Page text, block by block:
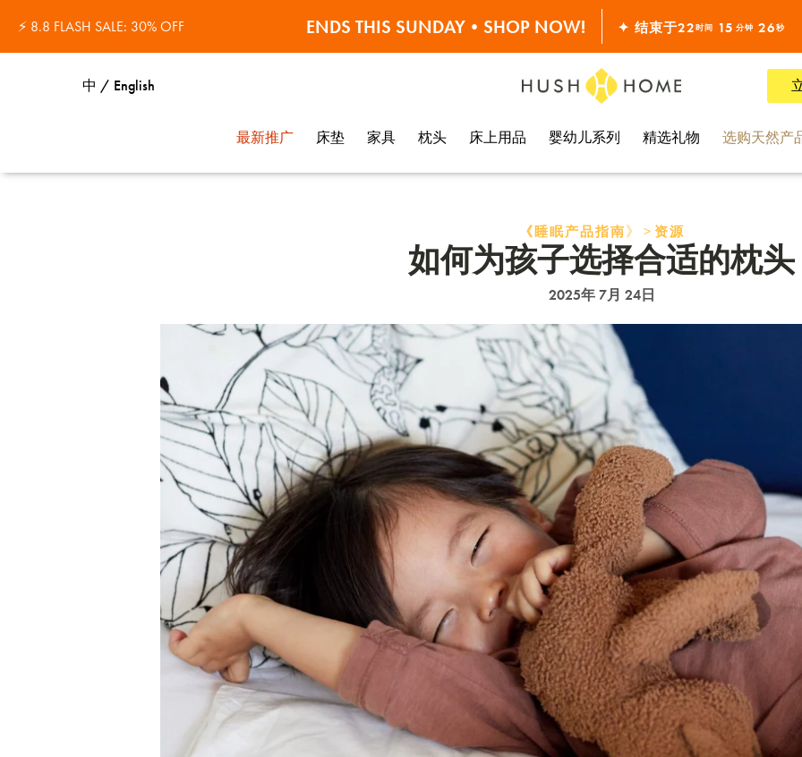
⚡ 8.8 FLASH SALE: 30% OFF
ENDS THIS SUNDAY•SHOP NOW!
全线7折!
✦ 结束于22时间 15 分钟 25秒
中 / English
最新推广 床垫 家具 枕头 床上用品 婴幼儿系列 精选礼物 选购天然产
《睡眠产品指南》> 资源
如何为孩子选择合适的枕头
2025年 7月 24日